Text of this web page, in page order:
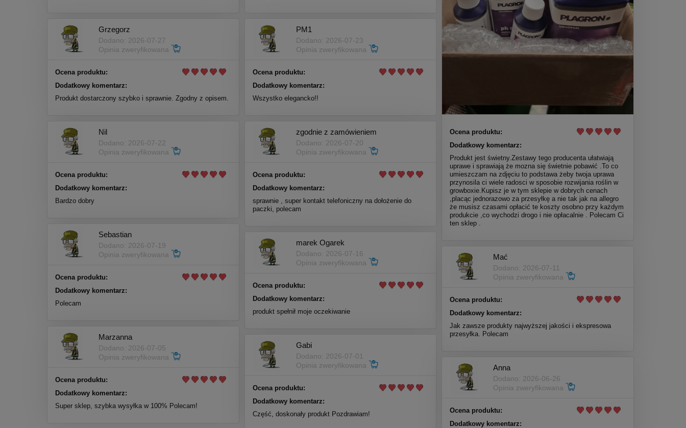
Ocena produktu:
Dodatkowy komentarz:
Produkt jest świetny.Zestawy tego producenta ułatwiają
uprawe i sprawiają że mozna się świetnie pobawić .To co
umieszczam na zdjęciu to podstawa żeby twoja uprawa
przynosila ci wiele radosci w sposobie rozwijania roślin w
growboxie.Kupisz je w tym sklepie w dobrych cenach
,placąc jednorazowo za przesyłkę a nie tak jak na allegro
że musisz czasami opłacić te koszty osobno przy każdym
produkcie ,co wychodzi drogo i nie opłacalnie . Polecam Ci
ten sklep .
Grzegorz
Dodano: 2026-07-27
Opinia zweryfikowana
Ocena produktu:
Dodatkowy komentarz:
Produkt dostarczony szybko i sprawnie. Zgodny z opisem.
PM1
Dodano: 2026-07-23
Opinia zweryfikowana
Ocena produktu:
Dodatkowy komentarz:
Wszystko elegancko!!
Nil
Dodano: 2026-07-22
Opinia zweryfikowana
Ocena produktu:
Dodatkowy komentarz:
Bardzo dobry
zgodnie z zamówieniem
Dodano: 2026-07-20
Opinia zweryfikowana
Ocena produktu:
Dodatkowy komentarz:
sprawnie , super kontakt telefoniczny na dołożenie do
paczki, polecam
Sebastian
Dodano: 2026-07-19
Opinia zweryfikowana
Ocena produktu:
Dodatkowy komentarz:
Polecam
marek Ogarek
Dodano: 2026-07-16
Opinia zweryfikowana
Ocena produktu:
Dodatkowy komentarz:
produkt spełnił moje oczekiwanie
Mać
Dodano: 2026-07-11
Opinia zweryfikowana
Ocena produktu:
Dodatkowy komentarz:
Jak zawsze produkty najwyższej jakości i ekspresowa
przesyłka. Polecam
Marzanna
Dodano: 2026-07-05
Opinia zweryfikowana
Ocena produktu:
Dodatkowy komentarz:
Super sklep, szybka wysyłka w 100% Polecam!
Gabi
Dodano: 2026-07-01
Opinia zweryfikowana
Ocena produktu:
Dodatkowy komentarz:
Część, doskonały produkt Pozdrawiam!
Anna
Dodano: 2026-06-26
Opinia zweryfikowana
Ocena produktu:
Dodatkowy komentarz: